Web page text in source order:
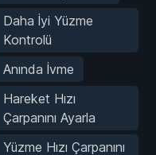
Daha İyi Yüzme
Kontrolü
Anında İvme
Hareket Hızı
Çarpanını Ayarla
Yüzme Hızı Çarpanını